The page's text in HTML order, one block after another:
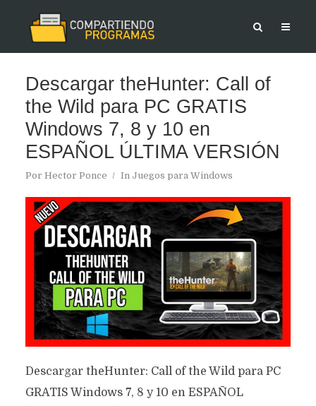
Descargar theHunter: Call of
the Wild para PC GRATIS
Windows 7, 8 y 10 en
ESPAÑOL ÚLTIMA VERSIÓN
Por Hector Ponce In Juegos para Windows
Descargar theHunter: Call of the Wild para PC
GRATIS Windows 7, 8 y 10 en ESPAÑOL